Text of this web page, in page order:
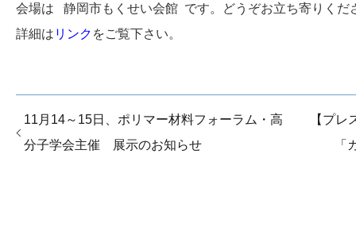
会場は 静岡市もくせい会館 です。どうぞお立ち寄りくだ
詳細は リンク をご覧下さい。
11月14～15日、ポリマー材料フォーラム・高
分子学会主催 展示のお知らせ
【プ
「